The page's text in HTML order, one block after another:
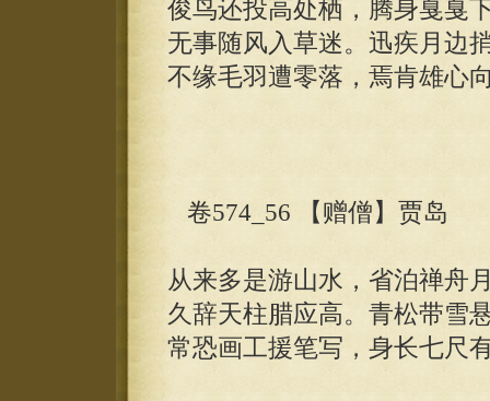
俊鸟还投高处栖，腾身戛戛
无事随风入草迷。迅疾月边
不缘毛羽遭零落，焉肯雄心
卷574_56 【赠僧】贾岛
从来多是游山水，省泊禅舟
久辞天柱腊应高。青松带雪
常恐画工援笔写，身长七尺